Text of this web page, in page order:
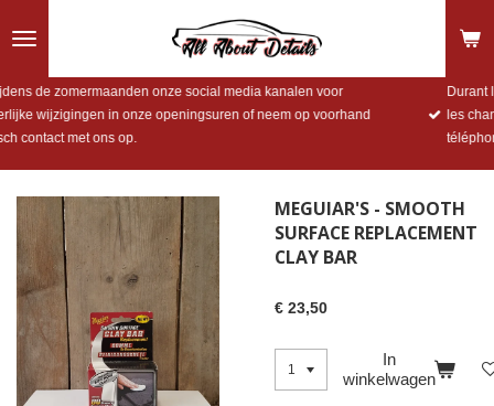
direct
de
hoofdinhoud
Durant les mois d'été, veuillez consulter nos réseaux sociaux pour
les changements d'horaires exceptionnelles ou nous contacter par
téléphone en avant.
MEGUIAR'S - SMOOTH
SURFACE REPLACEMENT
CLAY BAR
€ 23,50
In
winkelwagen